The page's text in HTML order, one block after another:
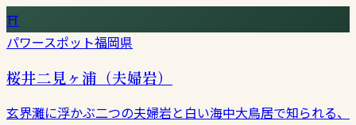
⛩
パワースポット福岡県
桜井二見ヶ浦（夫婦岩）
玄界灘に浮かぶ二つの夫婦岩と白い海中大鳥居で知られる、